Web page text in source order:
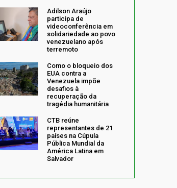
Adilson Araújo
participa de
videoconferência em
solidariedade ao povo
venezuelano após
terremoto
Como o bloqueio dos
EUA contra a
Venezuela impõe
desafios à
recuperação da
tragédia humanitária
CTB reúne
representantes de 21
países na Cúpula
Pública Mundial da
América Latina em
Salvador